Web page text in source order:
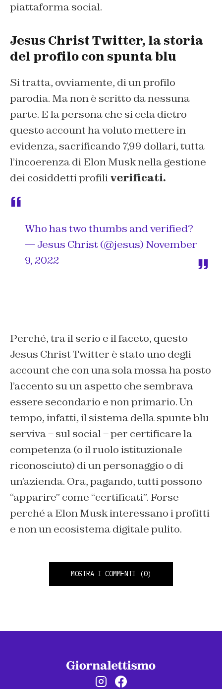
piattaforma social.
Jesus Christ Twitter, la storia
del profilo con spunta blu
Si tratta, ovviamente, di un profilo
parodia. Ma non è scritto da nessuna
parte. E la persona che si cela dietro
questo account ha voluto mettere in
evidenza, sacrificando 7,99 dollari, tutta
l’incoerenza di Elon Musk nella gestione
dei cosiddetti profiliverificati.
Who has two thumbs and verified?
— Jesus Christ (@jesus) November
9, 2022
Perché, tra il serio e il faceto, questo
Jesus Christ Twitter è stato uno degli
account che con una sola mossa ha posto
l’accento su un aspetto che sembrava
essere secondario e non primario. Un
tempo, infatti, il sistema della spunte blu
serviva – sul social – per certificare la
competenza (o il ruolo istituzionale
riconosciuto) di un personaggio o di
un’azienda. Ora, pagando, tutti possono
“apparire” come “certificati”. Forse
perché a Elon Musk interessano i profitti
e non un ecosistema digitale pulito.
MOSTRA I COMMENTI (0)